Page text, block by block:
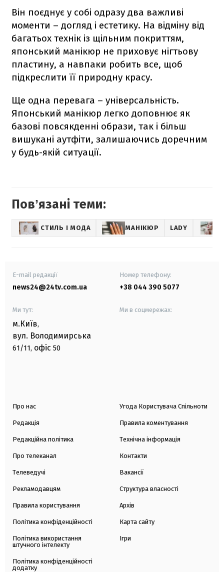
Він поєднує у собі одразу два важливі
моменти – догляд і естетику. На відміну від
багатьох технік із щільним покриттям,
японський манікюр не приховує нігтьову
пластину, а навпаки робить все, щоб
підкреслити її природну красу.
Ще одна перевага – універсальність.
Японський манікюр легко доповнює як
базові повсякденні образи, так і більш
вишукані аутфіти, залишаючись доречним
у будь-якій ситуації.
Повʼязані теми:
СТИЛЬ І МОДА МАНІКЮР LADY
E-mail редакції
news24@24tv.com.ua
Номер телефону:
+38 044 390 5077
Ми тут:
м.Київ,
вул. Володимирська
61/11, офіс 50
Ми в соцмережах:
Про нас
Редакція
Редакційна політика
Про телеканал
Телеведучі
Рекламодавцям
Правила користування
Політика конфіденційності
Політика використання
штучного інтелекту
Політика конфіденційності
додатку
Угода Користувача Спільноти
Правила коментування
Технічна інформація
Контакти
Вакансії
Структура власності
Архів
Карта сайту
Ігри